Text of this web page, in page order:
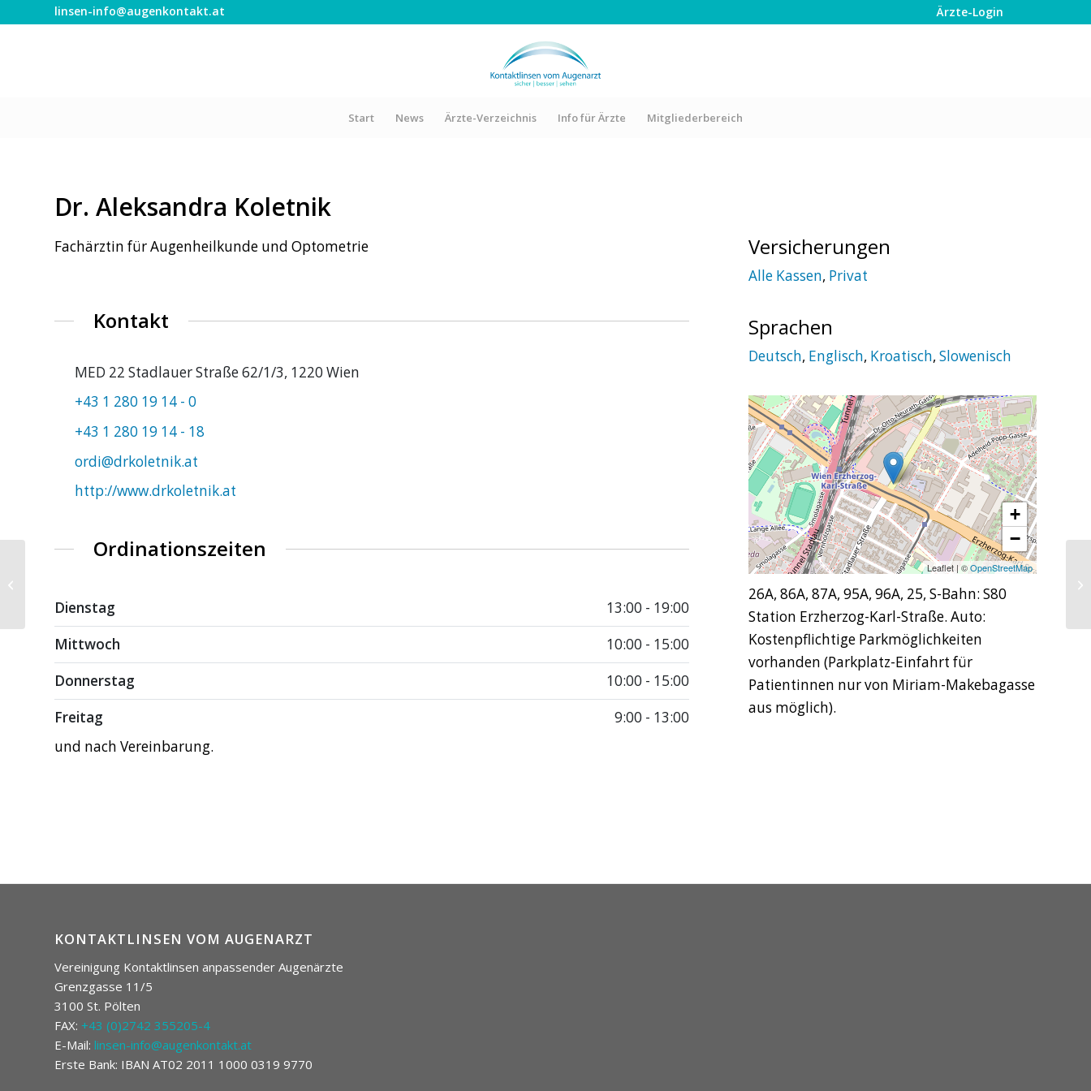
Ärzte-Login
linsen-info@augenkontakt.at
Start News Ärzte-Verzeichnis Info für Ärzte Mitgliederbereich
Dr. Aleksandra Koletnik
Fachärztin für Augenheilkunde und Optometrie
Kontakt
MED 22 Stadlauer Straße 62/1/3, 1220 Wien
+43 1 280 19 14 - 0
+43 1 280 19 14 - 18
ordi@drkoletnik.at
http://www.drkoletnik.at
Ordinationszeiten
Dienstag
13:00 - 19:00
Mittwoch
10:00 - 15:00
Donnerstag
10:00 - 15:00
Freitag
9:00 - 13:00
und nach Vereinbarung.
Versicherungen
Alle Kassen, Privat
Sprachen
Deutsch, Englisch, Kroatisch,Slowenisch
+
−
Leaflet | ©OpenStreetMap
26A, 86A, 87A, 95A, 96A, 25, S-Bahn: S80
Station Erzherzog-Karl-Straße. Auto:
Kostenpflichtige Parkmöglichkeiten
vorhanden (Parkplatz-Einfahrt für
Patientinnen nur von Miriam-Makebagasse
aus möglich).
KONTAKTLINSEN VOM AUGENARZT
Vereinigung Kontaktlinsen anpassender Augenärzte
Grenzgasse 11/5
3100 St. Pölten
FAX: +43 (0)2742 355205-4
E-Mail: linsen-info@augenkontakt.at
Erste Bank: IBAN AT02 2011 1000 0319 9770